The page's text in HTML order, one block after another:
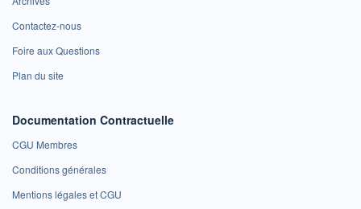
Contactez-nous
Foire aux Questions
Plan du site
Documentation Contractuelle
CGU Membres
Conditions générales
Mentions légales et CGU